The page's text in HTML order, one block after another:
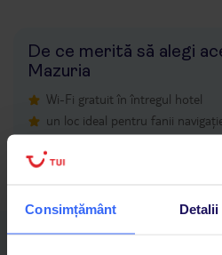
Consimțământ Detalii
De ce merită să alegi
Mazuria
Wi-Fi gratuit în întregul hotel
un loc ideal pentru fanii